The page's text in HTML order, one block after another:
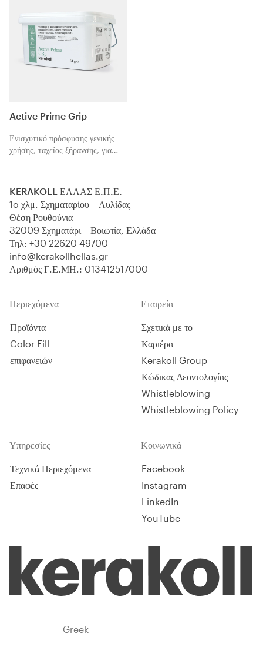
Active Prime Grip
Ενισχυτικό πρόσφυσης γενικής
χρήσης, ταχείας ξήρανσης, για
τσιμεντούχα συγκολλητικά υλικά,
Χαλαζιακό φινίρισμα.
KERAKOLL ΕΛΛΑΣ Ε.Π.Ε.
1o χλμ. Σχηματαρίου – Αυλίδας
Θέση Ρουθούνια
32009 Σχηματάρι – Βοιωτία, Ελλάδα
Τηλ: +30 22620 49700
info@kerakollhellas.gr
Αριθμός Γ.Ε.ΜΗ.: 013412517000
Περιεχόμενα
Προϊόντα
Color Fill
επιφανειών
Εταιρεία
Σχετικά με το
Καριέρα
Kerakoll Group
Κώδικας Δεοντολογίας
Whistleblowing
Whistleblowing Policy
Υπηρεσίες
Τεχνικά Περιεχόμενα
Επαφές
Κοινωνικά
Facebook
Instagram
LinkedIn
YouTube
Greek